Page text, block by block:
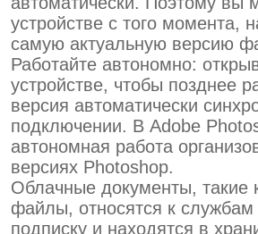
устройстве с того момента,
самую актуальную версию
Работайте автономно:
устройстве, чтобы позднее
версия автоматически
подключении. В Adobe
автономная работа
версиях Photoshop.
Облачные документы, такие
файлы, относятся к
подписку и находятся в